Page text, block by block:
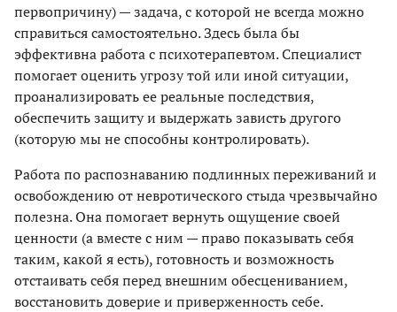
первопричину) — задача, с которой не всегда можно
справиться самостоятельно. Здесь была бы
эффективна работа с психотерапевтом. Специалист
помогает оценить угрозу той или иной ситуации,
проанализировать ее реальные последствия,
обеспечить защиту и выдержать зависть другого
(которую мы не способны контролировать).
Работа по распознаванию подлинных переживаний и
освобождению от невротического стыда чрезвычайно
полезна. Она помогает вернуть ощущение своей
ценности (а вместе с ним — право показывать себя
таким, какой я есть), готовность и возможность
отстаивать себя перед внешним обесцениванием,
восстановить доверие и приверженность себе.